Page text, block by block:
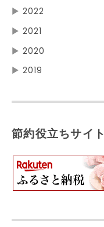
▶ 2022
▶ 2021
▶ 2020
▶ 2019
節約役立ちサイト